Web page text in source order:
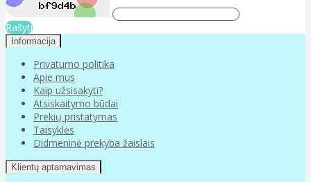
Rašyti
Informacija
Privatumo politika
Apie mus
Kaip užsisakyti?
Atsiskaitymo būdai
Prekių pristatymas
Taisyklės
Didmeninė prekyba žaislais
Klientų aptarnavimas